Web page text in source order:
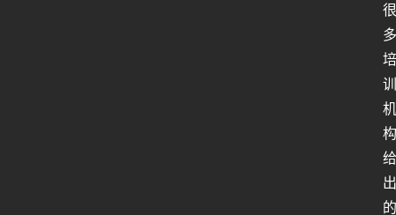
很
多
培
训
机
构
给
出
的